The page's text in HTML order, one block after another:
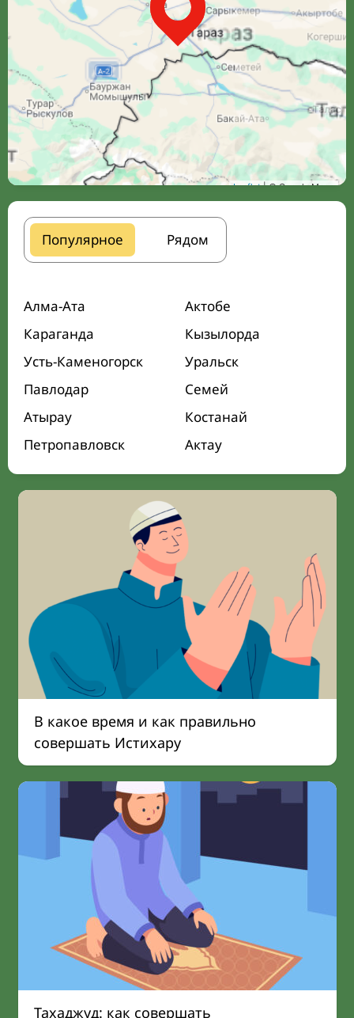
Leaflet| © Google Maps
Популярное Рядом
Алма-Ата
Актобе
Караганда
Кызылорда
Усть-Каменогорск
Уральск
Павлодар
Семей
Атырау
Костанай
Петропавловск
Актау
В какое время и как правильно
совершать Истихару
Тахаджуд: как совершать